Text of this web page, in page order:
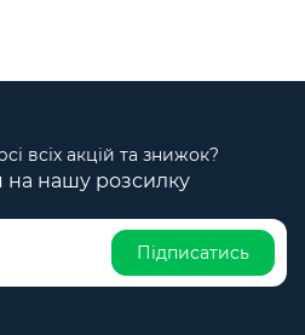
всіх акцій та знижок?
на нашу розсилку
Підписатись